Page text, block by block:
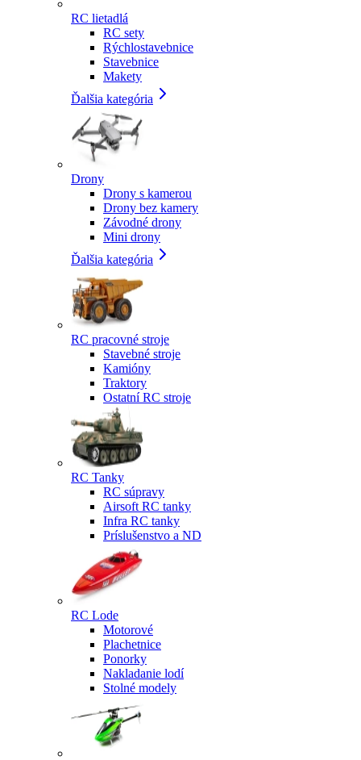
RC lietadlá
RC sety
Rýchlostavebnice
Stavebnice
Makety
Ďalšia kategória
Drony
Drony s kamerou
Drony bez kamery
Závodné drony
Mini drony
Ďalšia kategória
RC pracovné stroje
Stavebné stroje
Kamióny
Traktory
Ostatní RC stroje
RC Tanky
RC súpravy
Airsoft RC tanky
Infra RC tanky
Príslušenstvo a ND
RC Lode
Motorové
Plachetnice
Ponorky
Nakladanie lodí
Stolné modely